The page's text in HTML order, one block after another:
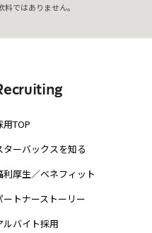
ではありません。
用TOP
ターバックスを知る
利厚生／ベネフィット
ートナーストーリー
ルバイト採用